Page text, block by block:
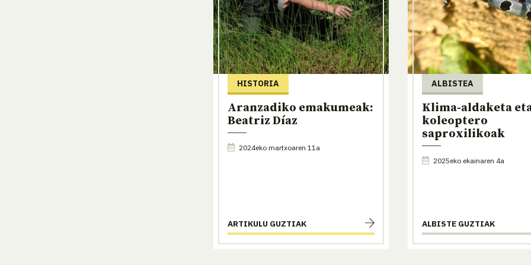
HISTORIA
Aranzadiko emakumeak:
Beatriz Díaz
2024eko martxoaren 11a
ARTIKULU GUZTIAK
ALBISTEA
Klima-aldaketa
koleoptero
saproxilikoak
2025eko ekainaren 4a
ALBISTE GUZTIAK